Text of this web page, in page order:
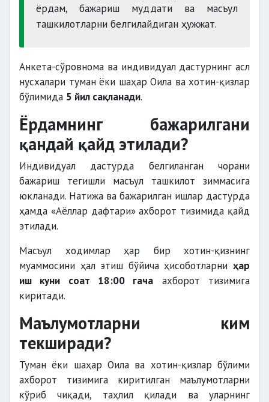
ёрдам, бажариш муддати ва масъул
ташкилотларни белгилайдиган ҳужжат.
Анкета-сўровнома ва индивидуал дастурнинг асл
нусхалари туман ёки шаҳар Оила ва хотин-қизлар
бўлимида 5 йил сақланади.
Ёрдамнинг бажарилгани
қандай қайд этилади?
Индивидуал дастурда белгиланган чорани
бажариш тегишли масъул ташкилот зиммасига
юкланади. Натижа ва бажарилган ишлар дастурда
ҳамда «Аёллар дафтари» ахборот тизимида қайд
этилади.
Масъул ходимлар ҳар бир хотин-қизнинг
муаммосини ҳал этиш бўйича ҳисоботларни ҳар
иш куни соат 18:00 гача ахборот тизимига
киритади.
Маълумотларни ким
текширади?
Туман ёки шаҳар Оила ва хотин-қизлар бўлими
ахборот тизимига киритилган маълумотларни
кўриб чиқади, таҳлил қилади ва уларнинг